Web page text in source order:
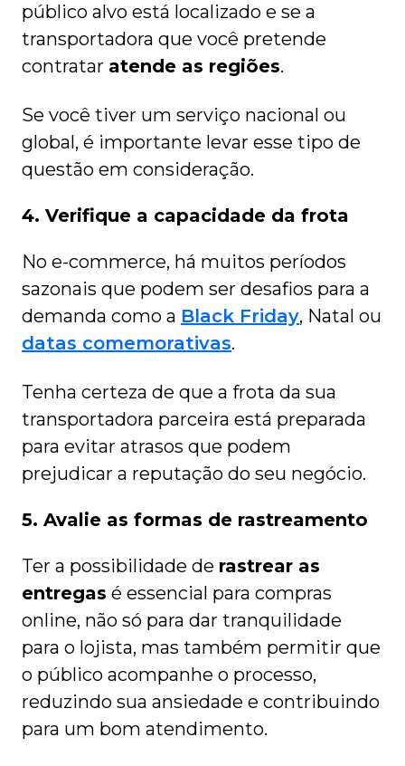
público alvo está localizado e se a
transportadora que você pretende
contratar atende as regiões.
Se você tiver um serviço nacional ou
global, é importante levar esse tipo de
questão em consideração.
4. Verifique a capacidade da frota
No e-commerce, há muitos períodos
sazonais que podem ser desafios para a
demanda como a Black Friday, Natal ou
datas comemorativas.
Tenha certeza de que a frota da sua
transportadora parceira está preparada
para evitar atrasos que podem
prejudicar a reputação do seu negócio.
5. Avalie as formas de rastreamento
Ter a possibilidade de rastrear as
entregas é essencial para compras
online, não só para dar tranquilidade
para o lojista, mas também permitir que
o público acompanhe o processo,
reduzindo sua ansiedade e contribuindo
para um bom atendimento.